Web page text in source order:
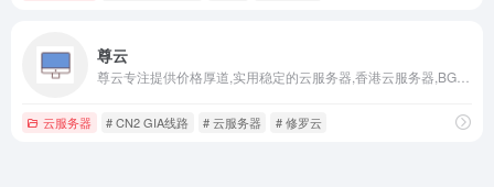
尊云
云服务器 # CN2 GIA线路 # 云服务器 # 修罗云